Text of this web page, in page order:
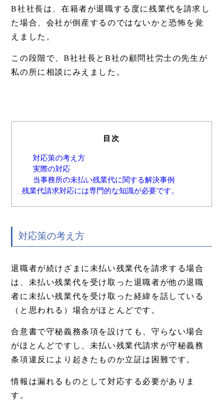
B社社長は、在籍者が退職する度に残業代を請求し
た場合、会社が倒産するのではないかと恐怖を覚
えました。
この段階で、B社社長とB社の顧問社労士の先生が
私の所に相談にみえました。
目次
対応策の考え方
実際の対応
当事務所の未払い残業代に関する解決事例
残業代請求対応には専門的な知識が必要です。
対応策の考え方
退職者が続けざまに未払い残業代を請求する場合
は、未払い残業代を受け取った退職者が他の退職
者に未払い残業代を受け取った経緯を話している
（と思われる）場合がほとんどです。
合意書で守秘義務条項を設けても、守らない場合
がほとんどですし、未払い残業代請求が守秘義務
条項違反により起きたものか立証は困難です。
情報は漏れるものとして対応する必要がありま
す。